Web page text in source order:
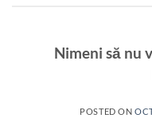
Nimeni să nu
POSTED ON